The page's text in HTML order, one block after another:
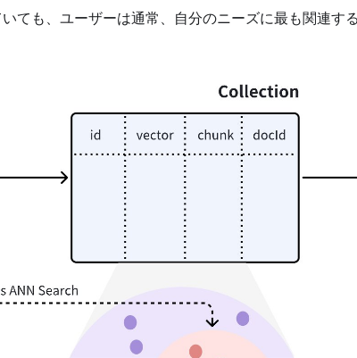
ても、ユーザーは通常、自分のニーズに最も関連す